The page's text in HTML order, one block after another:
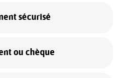
sécurisé
ou chèque